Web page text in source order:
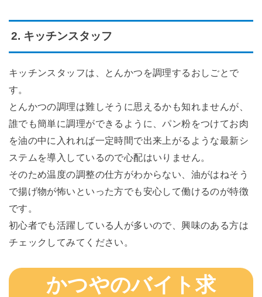
2. キッチンスタッフ
キッチンスタッフは、とんかつを調理するおしごとで
す。
とんかつの調理は難しそうに思えるかも知れませんが、
誰でも簡単に調理ができるように、パン粉をつけてお肉
を油の中に入れれば一定時間で出来上がるような最新シ
ステムを導入しているので心配はいりません。
そのため温度の調整の仕方がわからない、油がはねそう
で揚げ物が怖いといった方でも安心して働けるのが特徴
です。
初心者でも活躍している人が多いので、興味のある方は
チェックしてみてください。
かつやのバイト求